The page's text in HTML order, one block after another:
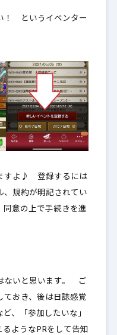
！ というイベンター
すよ♪ 登録するには
、規約が明記されてい
同意の上で手続きを進
ないと思います。 ご
ておき、後は日誌感覚
、「参加したいな」
るようなPRをして告知